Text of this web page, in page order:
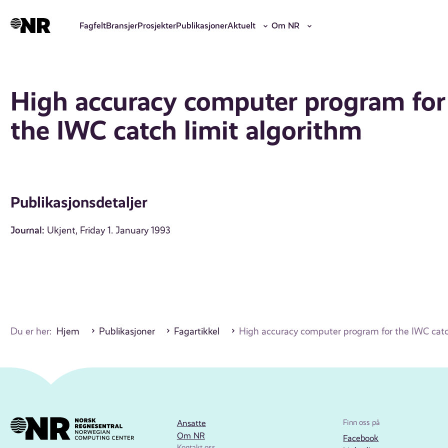
hovedinnhold
FagfeltBransjerProsjekterPublikasjonerAktuelt Om NR
High accuracy computer program for
the IWC catch limit algorithm
Publikasjonsdetaljer
Journal: Ukjent, Friday 1. January 1993
Du er her: Hjem Publikasjoner Fagartikkel High accuracy computer program for the IWC
Ansatte
Om NR
Finn oss på
Facebook